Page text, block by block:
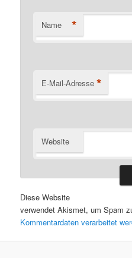
Name *
E-Mail-Adresse *
Website
Diese Website
verwendet Akismet, um Spam
Kommentardaten verarbeitet